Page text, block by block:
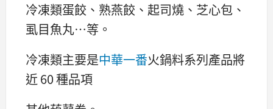
冷凍類蛋餃、熟燕餃、起司燒、芝心包、
虱目魚丸…等。
冷凍類主要是中華一番火鍋料系列產品將
近 60 種品項